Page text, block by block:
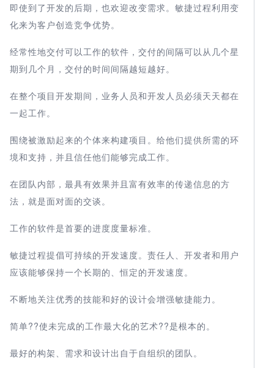
即使到了开发的后期，也欢迎改变需求。敏捷过程利用变
化来为客户创造竞争优势。
经常性地交付可以工作的软件，交付的间隔可以从几个星
期到几个月，交付的时间间隔越短越好。
在整个项目开发期间，业务人员和开发人员必须天天都在
一起工作。
围绕被激励起来的个体来构建项目。给他们提供所需的环
境和支持，并且信任他们能够完成工作。
在团队内部，最具有效果并且富有效率的传递信息的方
法，就是面对面的交谈。
工作的软件是首要的进度度量标准。
敏捷过程提倡可持续的开发速度。责任人、开发者和用户
应该能够保持一个长期的、恒定的开发速度。
不断地关注优秀的技能和好的设计会增强敏捷能力。
简单??使未完成的工作最大化的艺术??是根本的。
最好的构架、需求和设计出自于自组织的团队。